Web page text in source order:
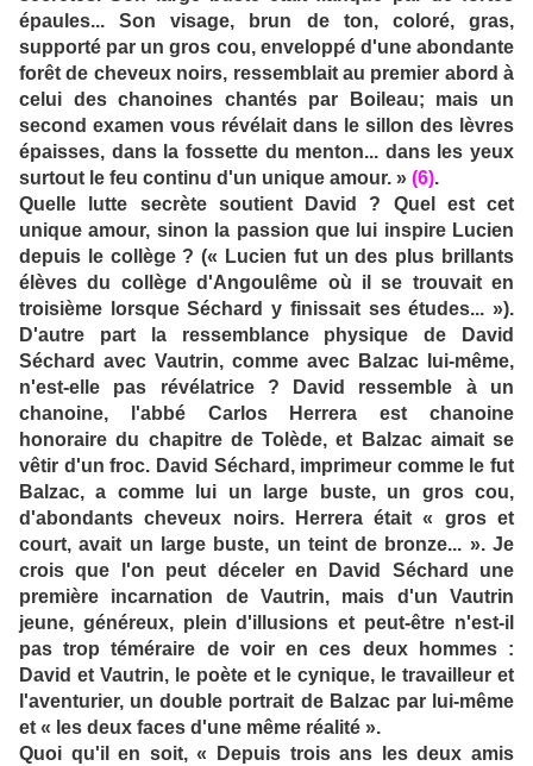
épaules... Son visage, brun de ton, coloré, gras,
supporté par un gros cou, enveloppé d'une abondante
forêt de cheveux noirs, ressemblait au premier abord à
celui des chanoines chantés par Boileau; mais un
second examen vous révélait dans le sillon des lèvres
épaisses, dans la fossette du menton... dans les yeux
surtout le feu continu d'un unique amour. » (6).
Quelle lutte secrète soutient David ? Quel est cet
unique amour, sinon la passion que lui inspire Lucien
depuis le collège ? (« Lucien fut un des plus brillants
élèves du collège d'Angoulême où il se trouvait en
troisième lorsque Séchard y finissait ses études... »).
D'autre part la ressemblance physique de David
Séchard avec Vautrin, comme avec Balzac lui-même,
n'est-elle pas révélatrice ? David ressemble à un
chanoine, l'abbé Carlos Herrera est chanoine
honoraire du chapitre de Tolède, et Balzac aimait se
vêtir d'un froc. David Séchard, imprimeur comme le fut
Balzac, a comme lui un large buste, un gros cou,
d'abondants cheveux noirs. Herrera était « gros et
court, avait un large buste, un teint de bronze... ». Je
crois que l'on peut déceler en David Séchard une
première incarnation de Vautrin, mais d'un Vautrin
jeune, généreux, plein d'illusions et peut-être n'est-il
pas trop téméraire de voir en ces deux hommes :
David et Vautrin, le poète et le cynique, le travailleur et
l'aventurier, un double portrait de Balzac par lui-même
et « les deux faces d'une même réalité ».
Quoi qu'il en soit, « Depuis trois ans les deux amis